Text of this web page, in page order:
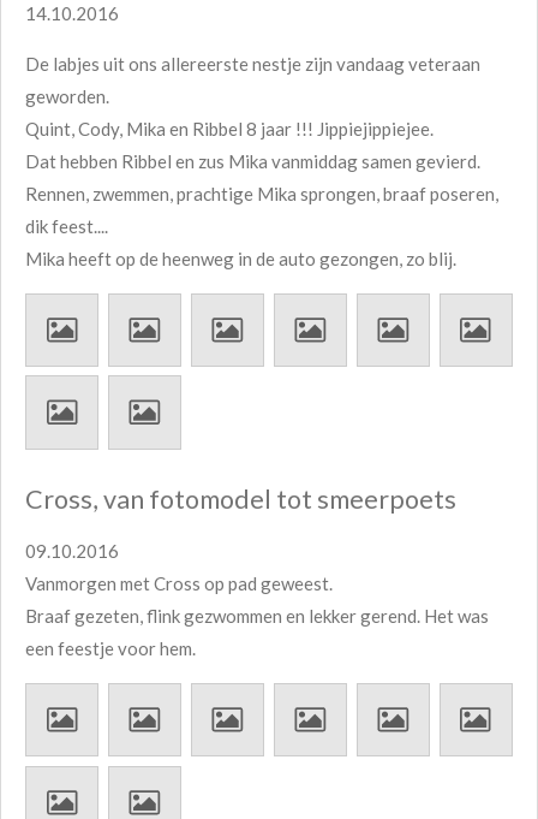
14.10.2016
De labjes uit ons allereerste nestje zijn vandaag veteraan
geworden.
Quint, Cody, Mika en Ribbel 8 jaar !!! Jippiejippiejee.
Dat hebben Ribbel en zus Mika vanmiddag samen gevierd.
Rennen, zwemmen, prachtige Mika sprongen, braaf poseren,
dik feest.
Mika heeft op de heenweg in de auto gezongen, zo blij.
Cross, van fotomodel tot smeerpoets
09.10.2016
Vanmorgen met Cross op pad geweest.
Braaf gezeten, flink gezwommen en lekker gerend. Het was
een feestje voor hem.